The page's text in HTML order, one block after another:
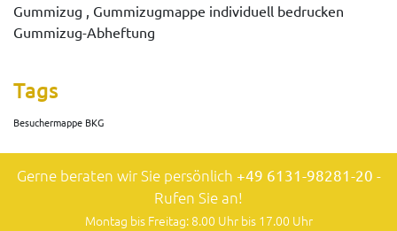
Gummizug , Gummizugmappe individuell bedrucken
Gummizug-Abheftung
Tags
Besuchermappe BKG
Gerne beraten wir Sie persönlich +49 6131-98281-20 -
Rufen Sie an!
Montag bis Freitag: 8.00 Uhr bis 17.00 Uhr